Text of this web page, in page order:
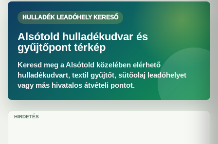
HULLADÉK LEADÓHELY KERESŐ
Alsótold hulladékudvar és
gyűjtőpont térkép
Keresd meg a Alsótold közelében elérhető
hulladékudvart, textil gyűjtőt, sütőolaj leadóhelyet
vagy más hivatalos átvételi pontot.
HIRDETÉS